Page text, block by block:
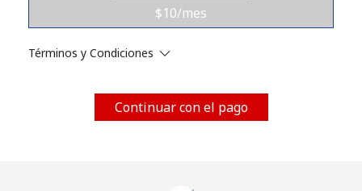
Inicia sesión oREGÍSTRATE →
$10/mes
Términos y Condiciones
Continuar con el pago